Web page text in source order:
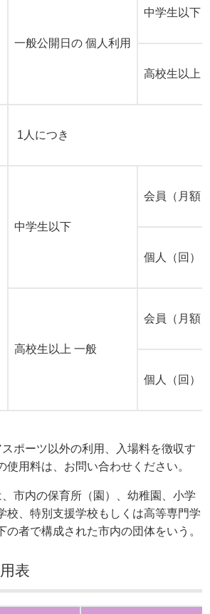
一般公開日の 個人利用
中学生以下
高校生以上
1人につき
中学生以下
会員（月額
個人（回）
高校生以上 一般
会員（月額
個人（回）
ポーツ以外の利用、入場料を徴収す
使用料は、お問い合わせください。
市内の保育所（園）、幼稚園、小学
校、特別支援学校もしくは高等専門学
の者で構成された市内の団体をいう。
表